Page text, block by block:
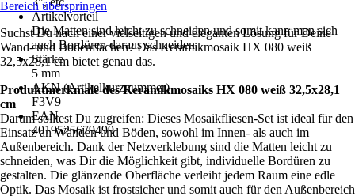
Artikelvorteil
Die Matten sind leicht zu schneiden und somit kann man sich
auch Bordüren daraus schneiden.
Stärke
5 mm
AKN (Artikelkurznummer)
F3V9
EAN
4019525679499
Bereich überspringen
Suchst Du nach einer vielseitigen und eleganten Lösung für Deine
Wand- und Bodenflächen? Das Keramikmosaik HX 080 weiß
32,5x28,1 cm bietet genau das.
Produktmerkmale des Keramikmosaiks HX 080 weiß 32,5x28,1
cm
Darum solltest Du zugreifen: Dieses Mosaikfliesen-Set ist ideal für den
Einsatz an Wänden und Böden, sowohl im Innen- als auch im
Außenbereich. Dank der Netzverklebung sind die Matten leicht zu
schneiden, was Dir die Möglichkeit gibt, individuelle Bordüren zu
gestalten. Die glänzende Oberfläche verleiht jedem Raum eine edle
Optik. Das Mosaik ist frostsicher und somit auch für den Außenbereich